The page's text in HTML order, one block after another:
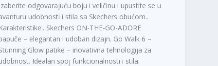
Izaberite odgovarajuću boju i veličinu i upustite se u
udobnosti i stila sa Skechers obućom..
Karakteristike:. Skechers ON-THE-GO-ADORE
– elegantan i udoban dizajn. Go Walk 6 –
Glow patike – inovativna tehnologija za
Idealan spoj funkcionalnosti i stila.